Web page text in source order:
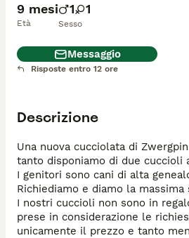
9 mesi
Età
1 1
Sesso
Messaggio
Risposte entro 12 ore
Descrizione
Una nuova cucciolata di
tanto disponiamo di due cuccioli
I genitori sono cani di alta
Richiediamo e diamo la massima
I nostri cuccioli non sono in
prese in considerazione le
unicamente il prezzo e tanto